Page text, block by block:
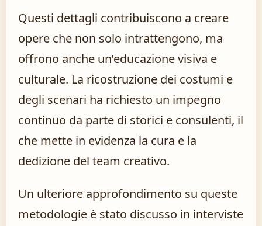
Questi dettagli contribuiscono a creare
opere che non solo intrattengono, ma
offrono anche un’educazione visiva e
culturale. La ricostruzione dei costumi e
degli scenari ha richiesto un impegno
continuo da parte di storici e consulenti, il
che mette in evidenza la cura e la
dedizione del team creativo.
Un ulteriore approfondimento su queste
metodologie è stato discusso in interviste